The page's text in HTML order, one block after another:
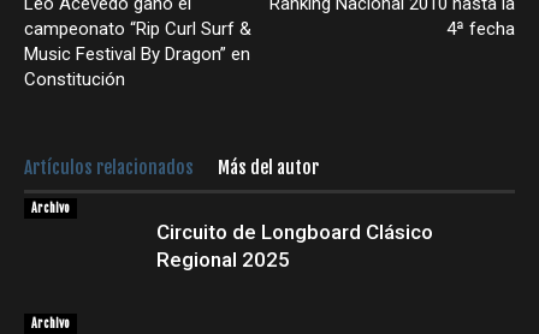
campeonato “Rip Curl Surf &
Music Festival By Dragon” en
Constitución
4ª fecha
Artículos relacionados Más del autor
Archivo
Circuito de Longboard Clásico
Regional 2025
Archivo